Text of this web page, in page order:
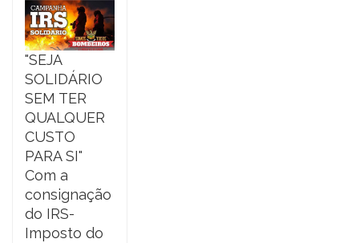
"SEJA
SOLIDÁRIO
SEM TER
QUALQUER
CUSTO
PARA SI"
Com a
consignação
do IRS-
Imposto do